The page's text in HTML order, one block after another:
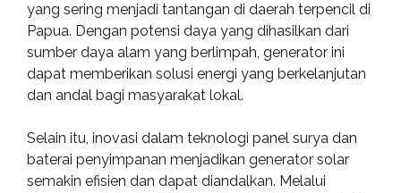
yang sering menjadi tantangan di daerah terpencil di
Papua. Dengan potensi daya yang dihasilkan dari
sumber daya alam yang berlimpah, generator ini
dapat memberikan solusi energi yang berkelanjutan
dan andal bagi masyarakat lokal.
Selain itu, inovasi dalam teknologi panel surya dan
baterai penyimpanan menjadikan generator solar
semakin efisien dan dapat diandalkan. Melalui